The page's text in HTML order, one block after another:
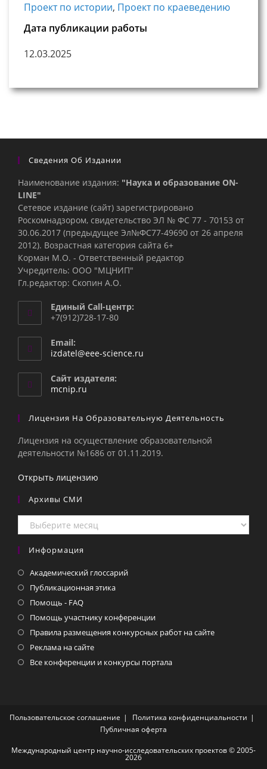
Проект по истории, Проект по краеведению
Дата публикации работы
12.03.2025
Сведения Об Издании
Наименование издания: "Наука и образование ON-
LINE"
Сетевое издание (сайт) зарегистрировано
Роскомнадзором, свидетельство ЭЛ № ФС 77 - 70153 от
30.06.2017 (предыдущее Эл№ФC77-49690 от 26 апреля
2012). Возрастная категория сайта 6+
Корман М.О. - Ответственный редактор
Учредитель: ООО "МЦНИП"
Гл.редактор: Скопин А.О.
Единый Call-центр:
+7(912)728-17-80
Email:
izdatel@eee-science.ru
Сайт издателя:
mcnip.ru
Лицензия На Образовательную Деятельность
Лицензия на осуществление образовательной
деятельности №1686 от 01.11.2019.
Открыть лицензию
Архивы СМИ
Архивы
СМИ
Информация
Академический глоссарий
Публикационная этика
Помощь - FAQ
Помощь участнику конференции
Правила размещения конкурсных работ на сайте
Реклама на сайте
Все конференции и конкурсы портала
Пользовательское соглашение
Политика конфиденциальности
Публичная оферта
Международный центр научно-исследовательских проектов © 2005-
2026